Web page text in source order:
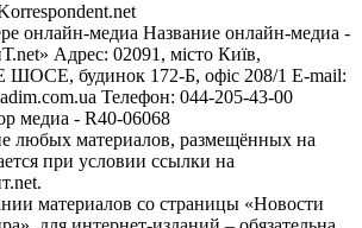
онлайн-медиа Название онлайн-медиа -
Адрес: 02091, місто Київ,
будинок 172-Б, офіс 208/1 E-mail:
Телефон: 044-205-43-00
медиа - R40-06068
любых материалов, размещённых на
при условии ссылки на
материалов со страницы «Новости